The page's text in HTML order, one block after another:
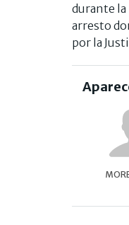
durante
arresto
por la